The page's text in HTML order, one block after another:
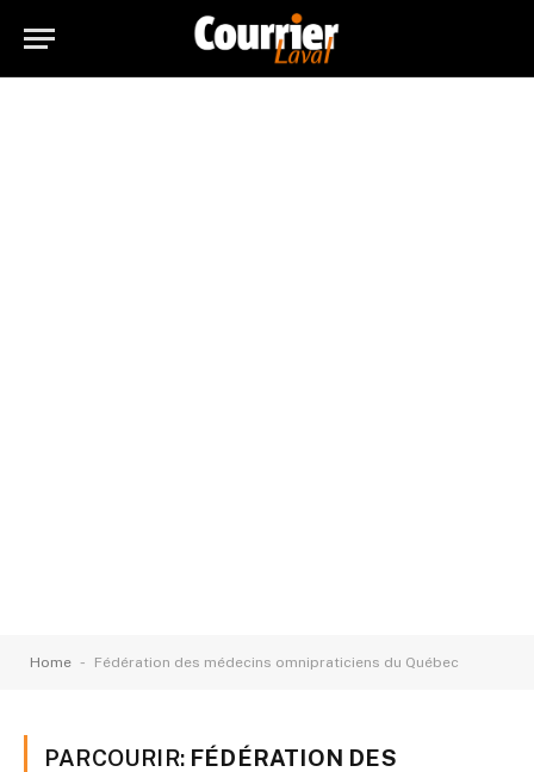
Home - Fédération des médecins omnipraticiens du Québec
PARCOURIR: FÉDÉRATION DES